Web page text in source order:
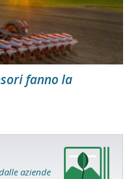
fanno la
aziende